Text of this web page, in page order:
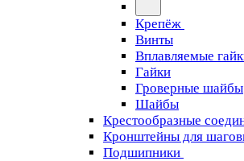
Крепёж
Винты
Вплавляемые
Гайки
Гроверные шайбы
Шайбы
Крестообразные
Кронштейны для
Подшипники